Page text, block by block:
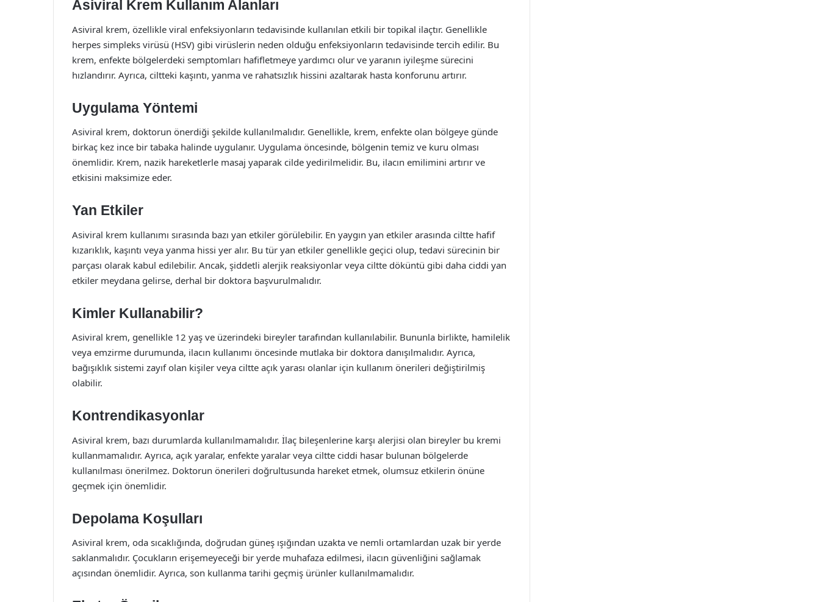
Asiviral Krem Kullanım Alanları
Asiviral krem, özellikle viral enfeksiyonların tedavisinde kullanılan etkili bir topikal ilaçtır. Genellikle
herpes simpleks virüsü (HSV) gibi virüslerin neden olduğu enfeksiyonların tedavisinde tercih edilir. Bu
krem, enfekte bölgelerdeki semptomları hafifletmeye yardımcı olur ve yaranın iyileşme sürecini
hızlandırır. Ayrıca, ciltteki kaşıntı, yanma ve rahatsızlık hissini azaltarak hasta konforunu artırır.
Uygulama Yöntemi
Asiviral krem, doktorun önerdiği şekilde kullanılmalıdır. Genellikle, krem, enfekte olan bölgeye günde
birkaç kez ince bir tabaka halinde uygulanır. Uygulama öncesinde, bölgenin temiz ve kuru olması
önemlidir. Krem, nazik hareketlerle masaj yaparak cilde yedirilmelidir. Bu, ilacın emilimini artırır ve
etkisini maksimize eder.
Yan Etkiler
Asiviral krem kullanımı sırasında bazı yan etkiler görülebilir. En yaygın yan etkiler arasında ciltte hafif
kızarıklık, kaşıntı veya yanma hissi yer alır. Bu tür yan etkiler genellikle geçici olup, tedavi sürecinin bir
parçası olarak kabul edilebilir. Ancak, şiddetli alerjik reaksiyonlar veya ciltte döküntü gibi daha ciddi yan
etkiler meydana gelirse, derhal bir doktora başvurulmalıdır.
Kimler Kullanabilir?
Asiviral krem, genellikle 12 yaş ve üzerindeki bireyler tarafından kullanılabilir. Bununla birlikte, hamilelik
veya emzirme durumunda, ilacın kullanımı öncesinde mutlaka bir doktora danışılmalıdır. Ayrıca,
bağışıklık sistemi zayıf olan kişiler veya ciltte açık yarası olanlar için kullanım önerileri değiştirilmiş
olabilir.
Kontrendikasyonlar
Asiviral krem, bazı durumlarda kullanılmamalıdır. İlaç bileşenlerine karşı alerjisi olan bireyler bu kremi
kullanmamalıdır. Ayrıca, açık yaralar, enfekte yaralar veya ciltte ciddi hasar bulunan bölgelerde
kullanılması önerilmez. Doktorun önerileri doğrultusunda hareket etmek, olumsuz etkilerin önüne
geçmek için önemlidir.
Depolama Koşulları
Asiviral krem, oda sıcaklığında, doğrudan güneş ışığından uzakta ve nemli ortamlardan uzak bir yerde
saklanmalıdır. Çocukların erişemeyeceği bir yerde muhafaza edilmesi, ilacın güvenliğini sağlamak
açısından önemlidir. Ayrıca, son kullanma tarihi geçmiş ürünler kullanılmamalıdır.